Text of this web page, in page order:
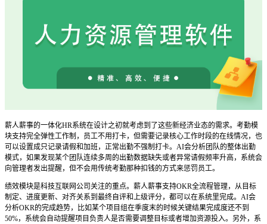
薪人薪事的一体化HR系统在设计之初就考虑到了这些新经济业态的需求。考勤模
块支持完全弹性工作制，员工不用打卡，但需要记录核心工作时段的在线情况，也
可以设置成只记录请假和加班，正常出勤不强制打卡。AI会分析团队的整体出勤
模式，如果发现某个团队连续多周的出勤数据缺失或者异常请假频率升高，系统会
向管理者发出提醒，但不会用传统考勤那种扣钱的方式来惩罚员工。
绩效模块是科技互联网公司关注的重点。薪人薪事支持OKR全流程管理，从目标
制定、进度更新、对齐关系到最终自评和上级评分，都可以在系统里完成。AI会
分析OKR的完成趋势，比如某个项目组在季度末的时候关键结果完成度还不到
50%，系统会自动提醒项目负责人是否需要调整目标或者增加资源投入。另外，系